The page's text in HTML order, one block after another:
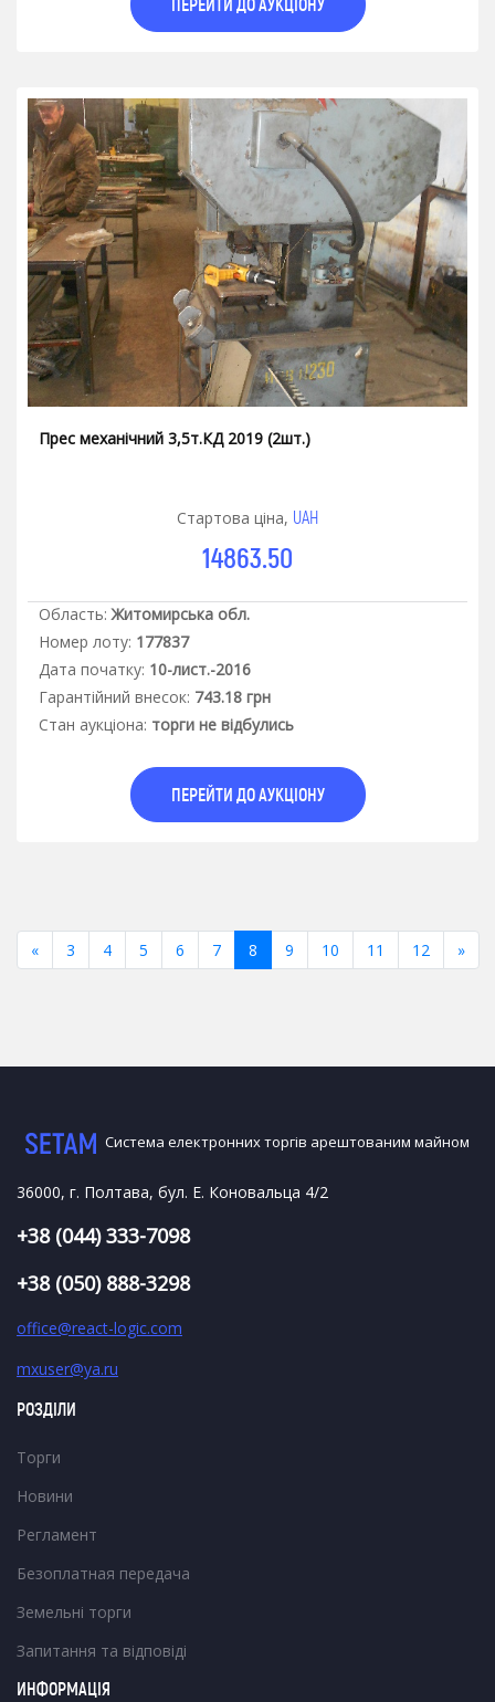
Прес механічний 3,5т.КД 2019 (2шт.)
Стартова ціна, UAH
14863.50
Область: Житомирська обл.
Номер лоту: 177837
Дата початку: 10-лист.-2016
Гарантiйний внесок: 743.18 грн
Стан аукцiона: торги не відбулись
ПЕРЕЙТИ ДО АУКЦІОНУ
«Previous
3 4 5 6 7 8 9 10 11 12 »
РОЗДІЛИ
Торги
Новини
Регламент
Безоплатная передача
Земельні торги
Запитання та відповіді
ИНФОРМАЦІЯ
Система електронних торгів арештованим майном
36000, г. Полтава, бул. Е. Коновальца 4/2
+38 (044) 333-7098
+38 (050) 888-3298
office@react-logic.com
mxuser@ya.ru